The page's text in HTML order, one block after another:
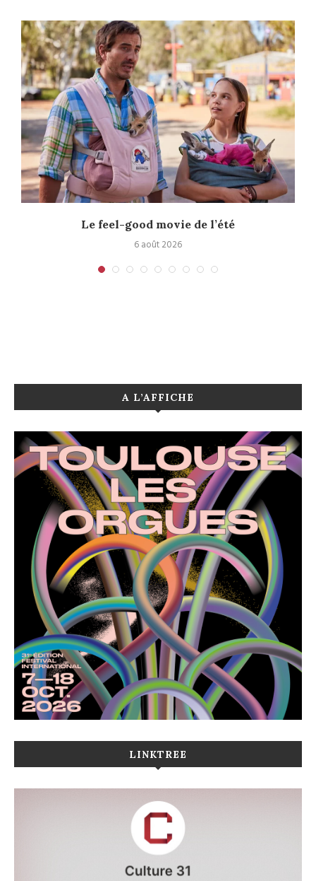
Le feel-good movie de l’été
6 août 2026
A L’AFFICHE
LINKTREE